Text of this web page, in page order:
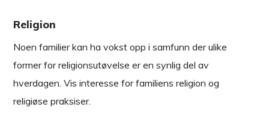
Religion
Noen familier kan ha vokst opp i samfunn der ulike
former for religionsutøvelse er en synlig del av
hverdagen. Vis interesse for familiens religion og
religiøse praksiser.